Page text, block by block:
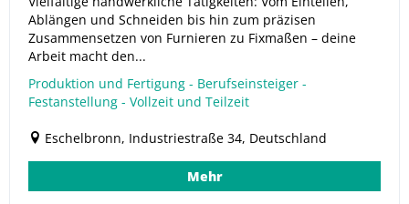
Ablängen und Schneiden bis hin zum präzisen
Zusammensetzen von Furnieren zu Fixmaßen – deine
Arbeit macht den...
Produktion und Fertigung - Berufseinsteiger -
Festanstellung - Vollzeit und Teilzeit
Eschelbronn, Industriestraße 34, Deutschland
Mehr